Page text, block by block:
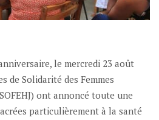
le mercredi 23 août
de Solidarité des Femmes
ont annoncé toute une
particulièrement à la santé